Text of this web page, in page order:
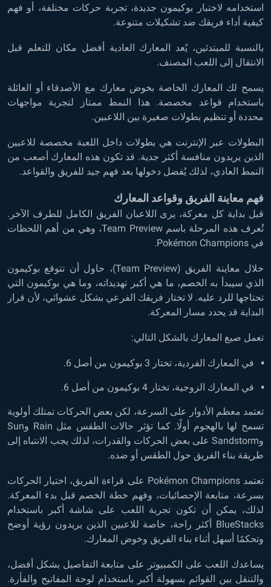
استخدامه لاختبار بوكيمون جديدة، تجربة حركات مختلفة، أو فهم
كيفية أداء فريقك ضد تشكيلات متنوعة.
بالنسبة للمبتدئين، يُعد المعارك العادية أفضل مكان للتعلم قبل
الانتقال إلى اللعب المصنف.
يسمح لك المعارك الخاصة بخوض معارك مع الأصدقاء أو العائلة
باستخدام قواعد مخصصة. هذا النمط ممتاز لتجربة مواجهات
محددة أو تنظيم بطولات صغيرة بين اللاعبين.
البطولات عبر الإنترنت هي بطولات داخل اللعبة مخصصة للاعبين
الذين يريدون منافسة أكثر جدية. قد تكون هذه المعارك أصعب من
النمط العادي، لذلك يُفضل دخولها بعد فهم جيد للفريق والقواعد.
فهم معاينة الفريق وقواعد المعارك
قبل بداية كل معركة، يرى اللاعبان الفريق الكامل للطرف الآخر.
تُعرف هذه المرحلة باسم Team Preview، وهي من أهم اللحظات
في Pokémon Champions.
خلال معاينة الفريق (Team Preview)، حاول أن تتوقع بوكيمون
الذي سيبدأ به الخصم، ما هي أكبر تهديداته، وما هي بوكيمون التي
تحتاجها للرد عليه. لا تختار فريقك الفرعي بشكل عشوائي، لأن قرار
البداية قد يحدد مسار المعركة.
تعمل صيغ المعارك بالشكل التالي:
في المعارك الفردية، تختار 3 بوكيمون من أصل 6.
في المعارك الزوجية، تختار 4 بوكيمون من أصل 6.
تعتمد معظم الأدوار على السرعة، لكن بعض الحركات تمتلك أولوية
تسمح لها بالهجوم أولًا. كما تؤثر حالات الطقس مثل Rain وSun
وSandstorm على بعض الحركات والقدرات، لذلك يجب الانتباه إلى
طريقة بناء الفريق حول الطقس أو ضده.
تعتمد Pokémon Champions على قراءة الفريق، اختيار الحركات
بسرعة، متابعة الإحصائيات، وفهم خطة الخصم قبل بدء المعركة.
لذلك، يمكن أن تكون تجربة اللعب على شاشة أكبر باستخدام
BlueStacks أكثر راحة، خاصة للاعبين الذين يريدون رؤية أوضح
وتحكمًا أسهل أثناء بناء الفريق وخوض المعارك.
يساعدك اللعب على الكمبيوتر على متابعة التفاصيل بشكل أفضل،
والتنقل بين القوائم بسهولة أكبر باستخدام لوحة المفاتيح والفأرة.